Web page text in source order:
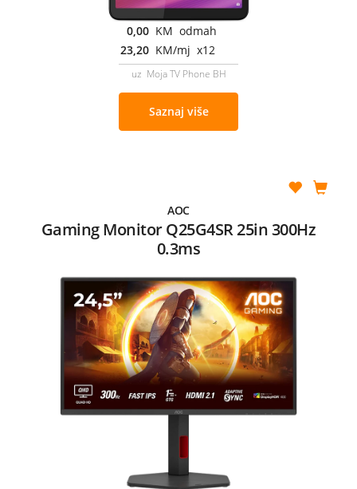
0,00 KM odmah
23,20 KM/mj x12
uz Moja TV Phone BH
Saznaj više
AOC
Gaming Monitor Q25G4SR 25in 300Hz
0.3ms